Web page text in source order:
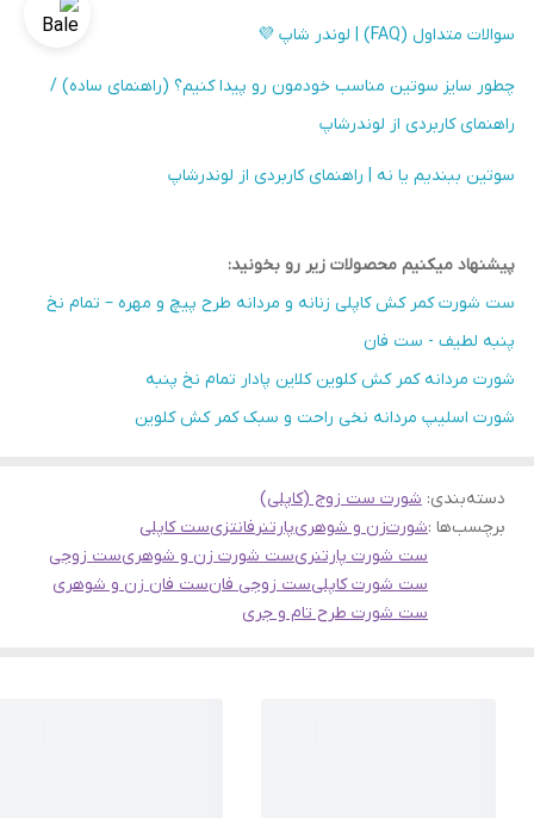
سوالات متداول (FAQ) | لوندر شاپ 💜
چطور سایز سوتین مناسب خودمون رو پیدا کنیم؟ (راهنمای ساده) /
راهنمای کاربردی از لوندرشاپ
سوتین ببندیم یا نه | راهنمای کاربردی از لوندرشاپ
پیشنهاد میکنیم محصولات زیر رو بخونید:
ست شورت کمر کش کاپلی زنانه و مردانه طرح پیچ و مهره – تمام نخ
پنبه لطیف - ست فان
شورت مردانه کمر کش کلوین کلاین پادار تمام نخ پنبه
شورت اسلیپ مردانه نخی راحت و سبک کمر کش کلوین
دسته‌بندی: شورت ست زوج (کاپلی)
برچسب‌ها :شورتزن و شوهریپارتنرفانتزیست کاپلی
ست شورت پارتنریست شورت زن و شوهریست زوجی
ست شورت کاپلیست زوجی فانست فان زن و شوهری
ست شورت طرح تام و جری